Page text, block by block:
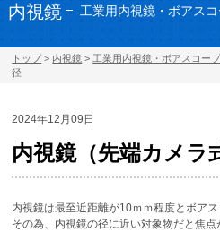
内視鏡 工業用内視鏡・ボアス
トップ> 内視鏡 > 工業用内視鏡・ボアスコー
径
2024年12月09日
内視鏡（先端カメラ
内視鏡は最至近距離が10ｍｍ程度とボア
その為、内視鏡の径に近い対象物だと焦点